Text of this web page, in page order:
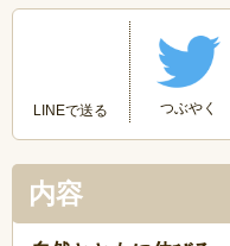
LINEで送る つぶやく
内容